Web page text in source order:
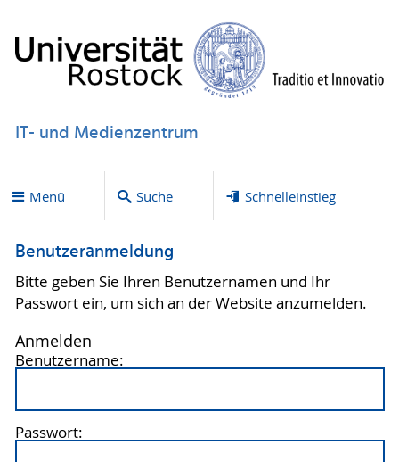
IT- und Medienzentrum
Menü Suche Schnelleinstieg
Benutzeranmeldung
Bitte geben Sie Ihren Benutzernamen und Ihr
Passwort ein, um sich an der Website anzumelden.
Anmelden
Benutzername:
Passwort: